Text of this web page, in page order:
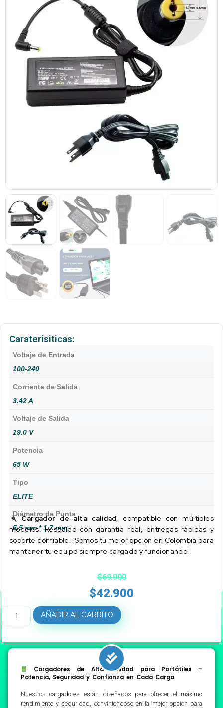
Caraterisiticas:
Voltaje de Entrada
100-240
Corriente de Salida
3.42 A
Voltaje de Salida
19.0 V
Potencia
65 W
Tipo
ELITE
Diámetro de Punta
5.5 mm * 1.7 mm
Cargador de alta calidad, compatible con múltiples
modelos. Respaldo con garantía real, entregas rápidas y
soporte confiable. ¡Somos tu mejor opción en Colombia para
mantener tu equipo siempre cargado y funcionando!.
$69.900
$42.900
AÑADIR AL CARRITO
Cargadores de Alta Calidad para Portátiles –
Potencia, Seguridad y Confianza en Cada Carga
Nuestros cargadores están diseñados para ofrecer el máximo
rendimiento y seguridad, convirtiéndose en la mejor opción para